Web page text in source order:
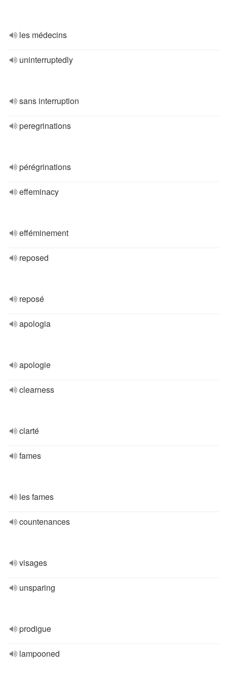
les médecins
uninterruptedly
sans interruption
peregrinations
pérégrinations
effeminacy
efféminement
reposed
reposé
apologia
apologie
clearness
clarté
fames
les fames
countenances
visages
unsparing
prodigue
lampooned